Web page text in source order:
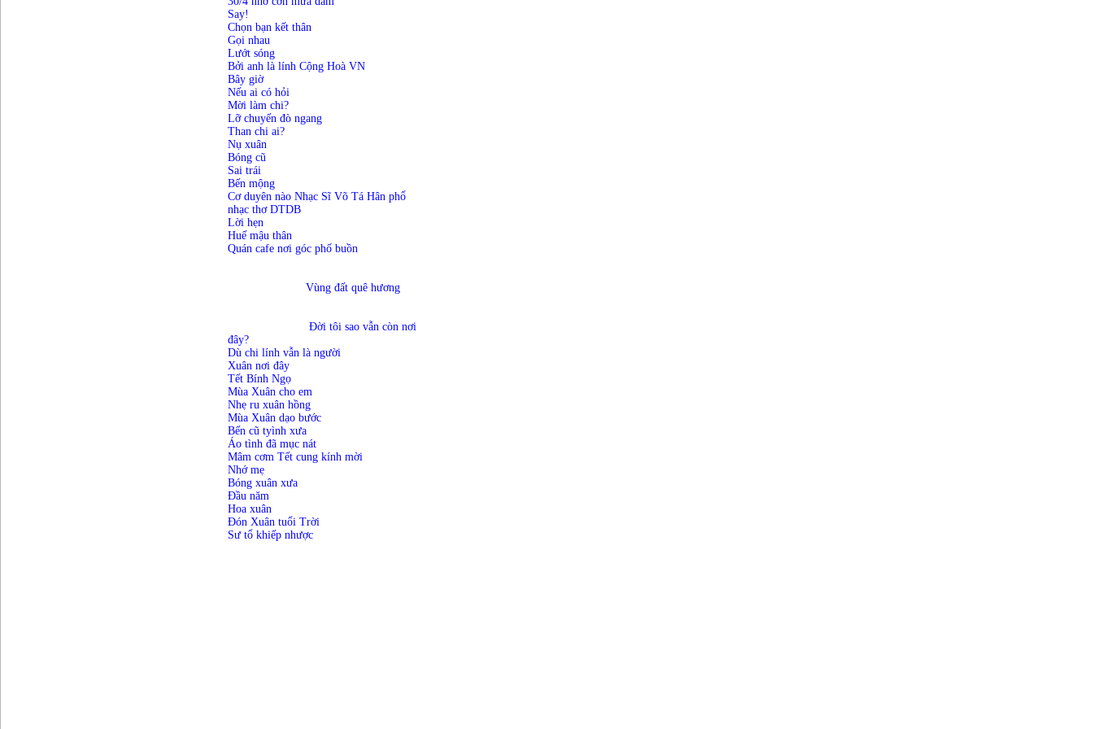
Say!
Chọn bạn kết thân
Gọi nhau
Lướt sóng
Bởi anh là lính Cộng Hoà VN
Bây giờ
Nếu ai có hỏi
Mời làm chi?
Lỡ chuyến đò ngang
Than chi ai?
Nụ xuân
Bóng cũ
Sai trái
Bến mộng
Cơ duyên nào Nhạc Sĩ Võ Tá Hân phổ
nhạc thơ DTDB
Lời hẹn
Huế mậu thân
Quán cafe nơi góc phố buồn
			Vùng đất quê hương
Đời tôi sao vẫn còn nơi
đây?
Dù chi lính vẫn là người
Xuân nơi đây
Tết Bính Ngọ
Mùa Xuân cho em
Nhẹ ru xuân hồng
Mùa Xuân dạo bước
Bến cũ tyình xưa
Áo tình đã mục nát
Mâm cơm Tết cung kính mời
Nhớ mẹ
Bóng xuân xưa
Đầu năm
Hoa xuân
Đón Xuân tuổi Trời
Sư tổ khiếp nhược